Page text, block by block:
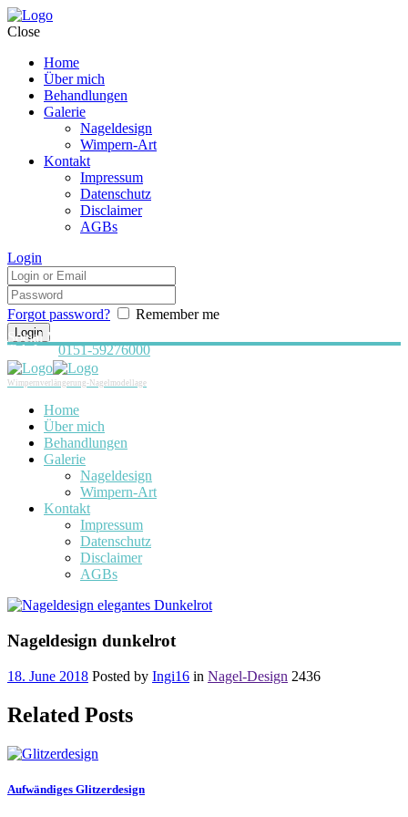
Close
Home
Über mich
Behandlungen
Galerie
Nageldesign
Wimpern-Art
Kontakt
Impressum
Datenschutz
Disclaimer
AGBs
Login
Forgot password? Remember me
Telefon:0151-59276000
Social Media:
Wimpernverlängerung-Nagelmodellage
Home
Über mich
Behandlungen
Galerie
Nageldesign
Wimpern-Art
Kontakt
Impressum
Datenschutz
Disclaimer
AGBs
Nageldesign dunkelrot
18. June 2018 Posted by Ingi16 in Nagel-Design 2436
Related Posts
Aufwändiges Glitzerdesign